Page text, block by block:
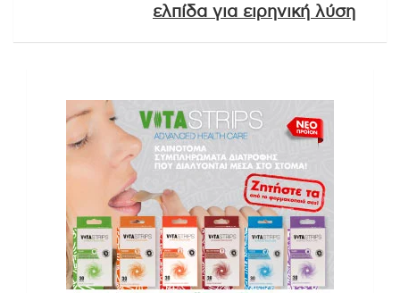
ελπίδα για ειρηνική λύση